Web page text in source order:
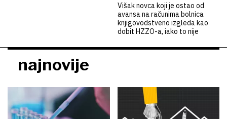
Višak novca koji je ostao od
avansa na računima bolnica
knjigovodstveno izgleda kao
dobit HZZO-a, iako to nije
najnovije